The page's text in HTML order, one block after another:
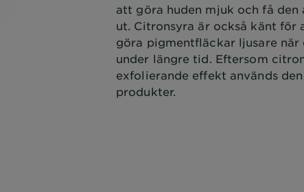
att göra huden mjuk och få den
ut. Citronsyra är också känt
göra pigmentfläckar ljusare när
under längre tid. Eftersom
exfolierande effekt används
produkter.